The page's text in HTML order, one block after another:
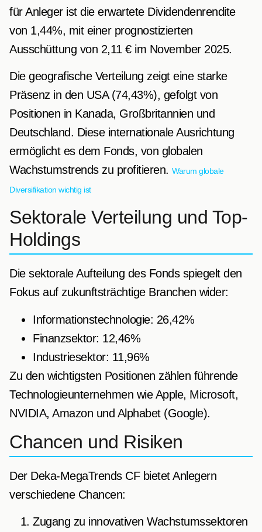
für Anleger ist die erwartete Dividendenrendite
von 1,44%, mit einer prognostizierten
Ausschüttung von 2,11 € im November 2025.
Die geografische Verteilung zeigt eine starke
Präsenz in den USA (74,43%), gefolgt von
Positionen in Kanada, Großbritannien und
Deutschland. Diese internationale Ausrichtung
ermöglicht es dem Fonds, von globalen
Wachstumstrends zu profitieren. Warum globale
Diversifikation wichtig ist
Sektorale Verteilung und Top-
Holdings
Die sektorale Aufteilung des Fonds spiegelt den
Fokus auf zukunftsträchtige Branchen wider:
Informationstechnologie: 26,42%
Finanzsektor: 12,46%
Industriesektor: 11,96%
Zu den wichtigsten Positionen zählen führende
Technologieunternehmen wie Apple, Microsoft,
NVIDIA, Amazon und Alphabet (Google).
Chancen und Risiken
Der Deka-MegaTrends CF bietet Anlegern
verschiedene Chancen:
Zugang zu innovativen Wachstumssektoren